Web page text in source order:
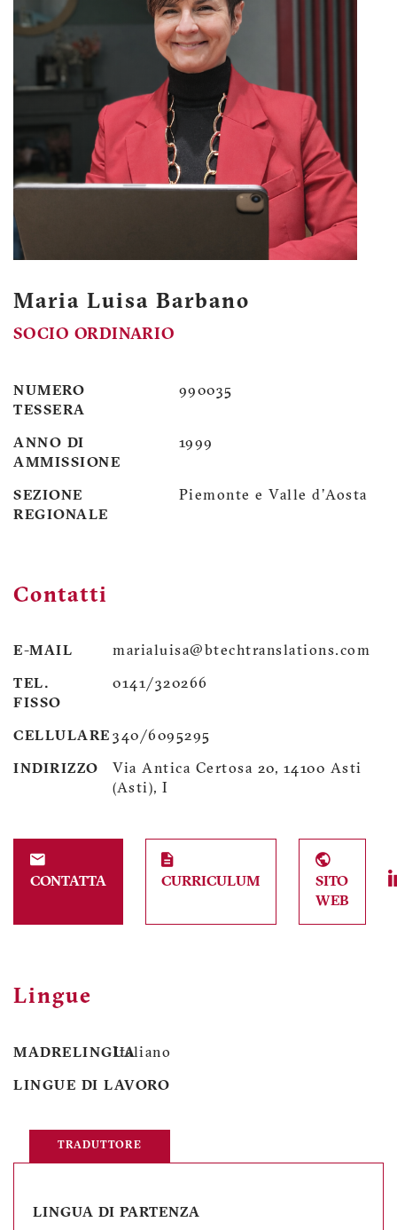
Maria Luisa Barbano
SOCIO ORDINARIO
NUMERO
TESSERA
990035
ANNO DI
AMMISSIONE
1999
SEZIONE
REGIONALE
Piemonte e Valle d'Aosta
Contatti
E-MAIL marialuisa@btechtranslations.com
TEL.
FISSO
0141/320266
CELLULARE 340/6095295
INDIRIZZO
Via Antica Certosa 20, 14100 Asti
(Asti), I
CONTATTA CURRICULUM
SITO
WEB
Lingue
MADRELINGUAItaliano
LINGUE DI LAVORO
TRADUTTORE
LINGUA DI PARTENZA